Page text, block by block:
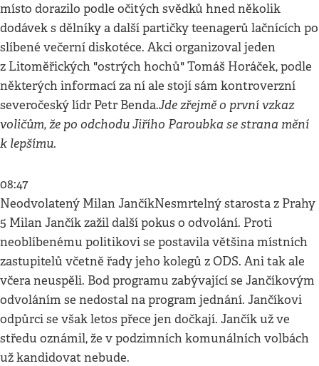
místo dorazilo podle očitých svědků hned několik
dodávek s dělníky a další partičky teenagerů lačnících po
slíbené večerní diskotéce. Akci organizoval jeden
z Litoměřických "ostrých hochů" Tomáš Horáček, podle
některých informací za ní ale stojí sám kontroverzní
severočeský lídr Petr Benda.Jde zřejmě o první vzkaz
voličům, že po odchodu Jiřího Paroubka se strana mění
k lepšímu.
08:47
Neodvolatený Milan JančíkNesmrtelný starosta z Prahy
5 Milan Jančík zažil další pokus o odvolání. Proti
neoblíbenému politikovi se postavila většina místních
zastupitelů včetně řady jeho kolegů z ODS. Ani tak ale
včera neuspěli. Bod programu zabývající se Jančíkovým
odvoláním se nedostal na program jednání. Jančíkovi
odpůrci se však letos přece jen dočkají. Jančík už ve
středu oznámil, že v podzimních komunálních volbách
už kandidovat nebude.